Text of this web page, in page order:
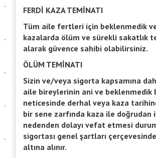
FERDİ KAZA TEMİNATI
Tüm aile fertleri için beklenmedik
kazalarda ölüm ve sürekli sakatlık
alarak güvence sahibi olabilirsiniz.
ÖLÜM TEMİNATI
Sizin ve/veya sigorta kapsamına
aile bireylerinin ani ve beklenmedik
neticesinde derhal veya kaza
bir sene zarfında kaza ile doğrudan
nedenden dolayı vefat etmesi
sigortası genel şartları
altına alınır.